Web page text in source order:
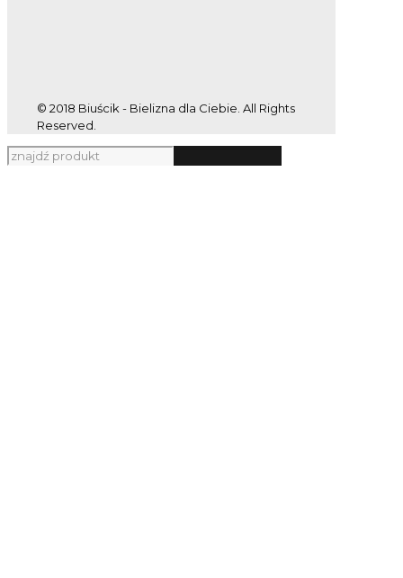
© 2018 Biuścik - Bielizna dla Ciebie. All Rights
Reserved.